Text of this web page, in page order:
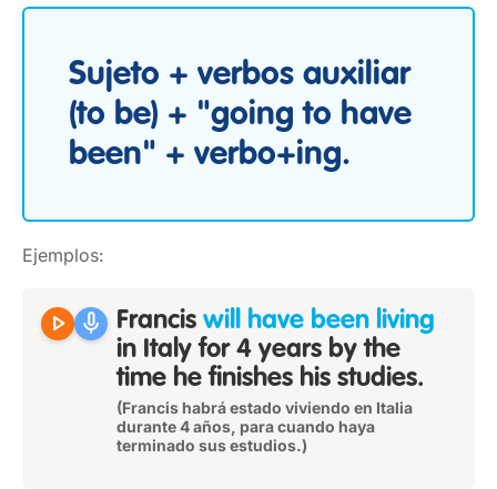
Sujeto + verbos auxiliar
(to be) + "going to have
been" + verbo+ing.
Ejemplos:
play_arrow mic Francis will have been living
in Italy for 4 years by the
time he finishes his studies.
(Francis habrá estado viviendo en Italia
durante 4 años, para cuando haya
terminado sus estudios.)